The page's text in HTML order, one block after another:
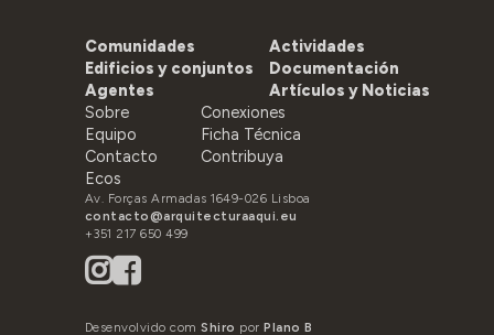
Comunidades
Edificios y conjuntos
Agentes
Actividades
Documentación
Artículos y Noticias
Sobre
Equipo
Contacto
Ecos
Conexiones
Ficha Técnica
Contribuya
Av. Forças Armadas 1649-026 Lisboa
contacto@arquitecturaaqui.eu
+351 217 650 499
Desenvolvido comShiro porPlano B